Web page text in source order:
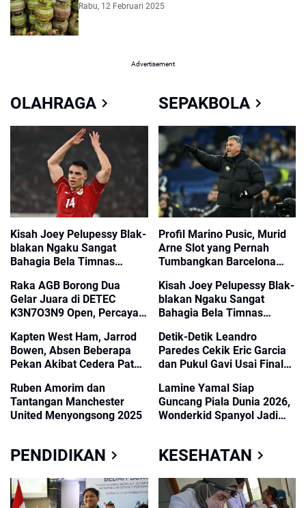
Rabu, 12 Februari 2025
Advertisement
OLAHRAGA
Kisah Joey Pelupessy Blak-
blakan Ngaku Sangat
Bahagia Bela Timnas
Raka AGB Borong Dua
Gelar Juara di DETEC
K3N7O3N9 Open, Percaya
Ambarawa
Kapten West Ham, Jarrod
Bowen, Absen Beberapa
Pekan Akibat Cedera Patah
Ruben Amorim dan
Tantangan Manchester
United Menyongsong 2025
SEPAKBOLA
Profil Marino Pusic, Murid
Arne Slot yang Pernah
Tumbangkan Barcelona
Kisah Joey Pelupessy Blak-
blakan Ngaku Sangat
Bahagia Bela Timnas
Detik-Detik Leandro
Paredes Cekik Eric Garcia
dan Pukul Gavi Usai Final
Lamine Yamal Siap
Guncang Piala Dunia 2026,
Wonderkid Spanyol Jadi
PENDIDIKAN KESEHATAN